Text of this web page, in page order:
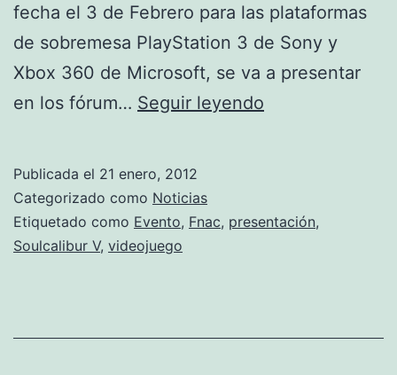
fecha el 3 de Febrero para las plataformas
de sobremesa PlayStation 3 de Sony y
Xbox 360 de Microsoft, se va a presentar
en los fórum… Seguir leyendo
Publicada el 21 enero, 2012
Categorizado como Noticias
Etiquetado como Evento, Fnac, presentación,
Soulcalibur V, videojuego